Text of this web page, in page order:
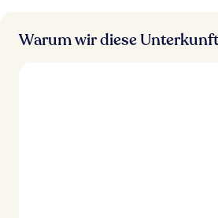
Warum wir diese